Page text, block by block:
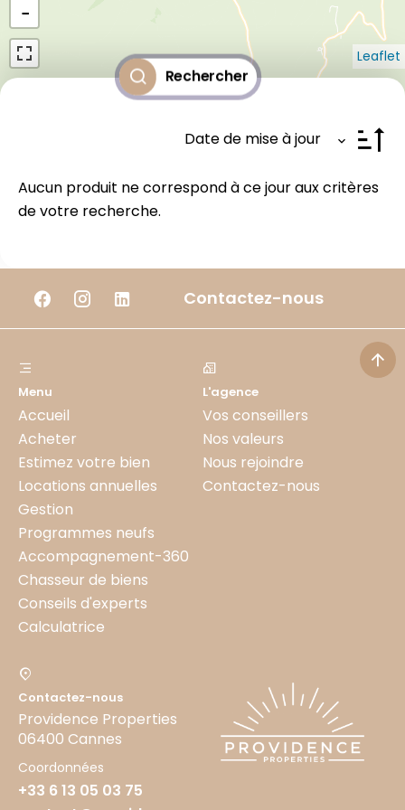
Rechercher
−
Leaflet
Date de mise à jour
Aucun produit ne correspond à ce jour aux critères
de votre recherche.
Contactez-nous
Menu
Accueil
Acheter
Estimez votre bien
Locations annuelles
Gestion
Programmes neufs
Accompagnement-360
Chasseur de biens
Conseils d'experts
Calculatrice
L'agence
Vos conseillers
Nos valeurs
Nous rejoindre
Contactez-nous
Contactez-nous
Providence Properties
06400 Cannes
Coordonnées
+33 6 13 05 03 75